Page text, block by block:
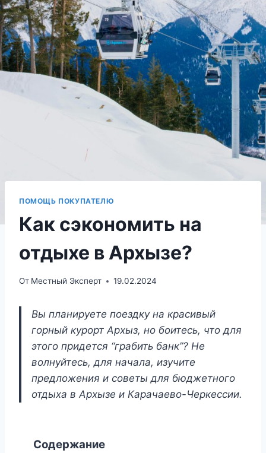
ПОМОЩЬ ПОКУПАТЕЛЮ
Как сэкономить на
отдыхе в Архызе?
От Местный Эксперт 19.02.2024
Вы планируете поездку на красивый
горный курорт Архыз, но боитесь, что для
этого придется “грабить банк”? Не
волнуйтесь, для начала, изучите
предложения и советы для бюджетного
отдыха в Архызе и Карачаево-Черкессии.
Содержание